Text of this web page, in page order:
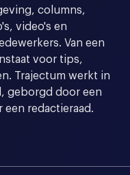
columns,
video's en
Van een
voor tips,
Trajectum werkt in
geborgd door een
redactieraad.